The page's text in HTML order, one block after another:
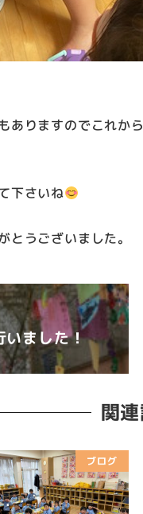
ありますのでこれか
下さいね
うございました。
ました！
関
ブログ